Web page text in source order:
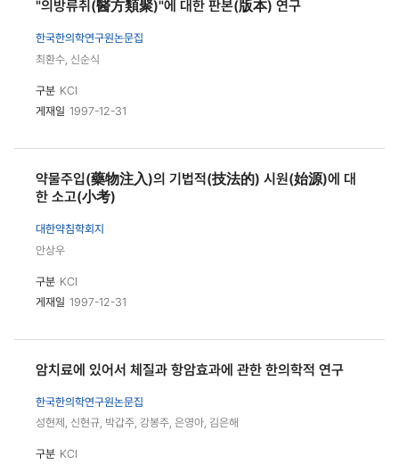
"의방류취(醫方類聚)"에 대한 판본(版本) 연구
한국한의학연구원논문집
최환수, 신순식
구분 KCI
게재일 1997-12-31
약물주입(藥物注入)의 기법적(技法的) 시원(始源)에 대
한 소고(小考)
대한약침학회지
안상우
구분 KCI
게재일 1997-12-31
암치료에 있어서 체질과 항암효과에 관한 한의학적 연구
한국한의학연구원논문집
성현제, 신현규, 박갑주, 강봉주, 은영아, 김은해
구분 KCI